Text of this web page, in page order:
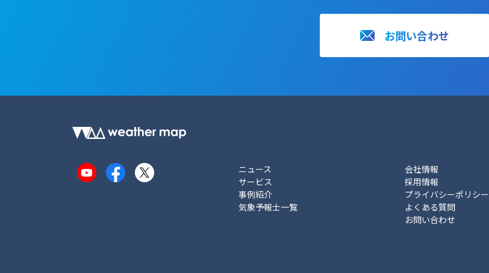
お問い合わせ
YouTubeFacebook
X
ニュース
サービス
事例紹介
気象予報士一覧
会社情報
採用情報
プライバシーポリシー
よくある質問
お問い合わせ